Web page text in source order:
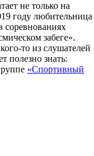
не только на
году любительница
соревнованиях
забеге».
то из слушателей
полезно знать:
«Спортивный